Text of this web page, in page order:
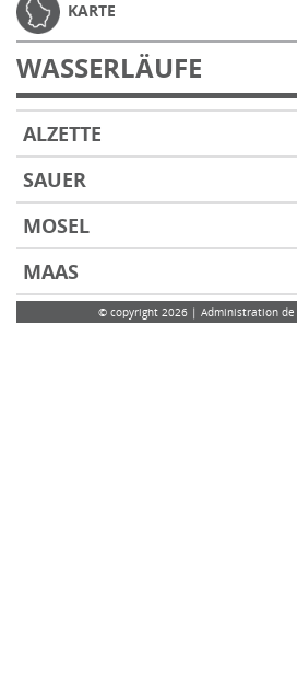
KARTE
WASSERLÄUFE
ALZETTE
SAUER
MOSEL
MAAS
© copyright 2026 | Administration de